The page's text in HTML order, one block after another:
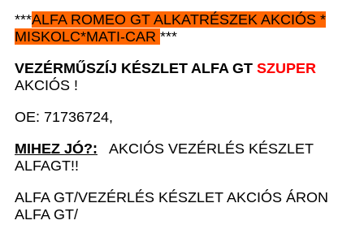
***ALFA ROMEO GT ALKATRÉSZEK AKCIÓS *
MISKOLC*MATI-CAR ***
VEZÉRMŰSZÍJ KÉSZLET ALFA GT SZUPER
AKCIÓS !
OE: 71736724,
MIHEZ JÓ?: AKCIÓS VEZÉRLÉS KÉSZLET
ALFAGT!!
ALFA GT/VEZÉRLÉS KÉSZLET AKCIÓS ÁRON
ALFA GT/